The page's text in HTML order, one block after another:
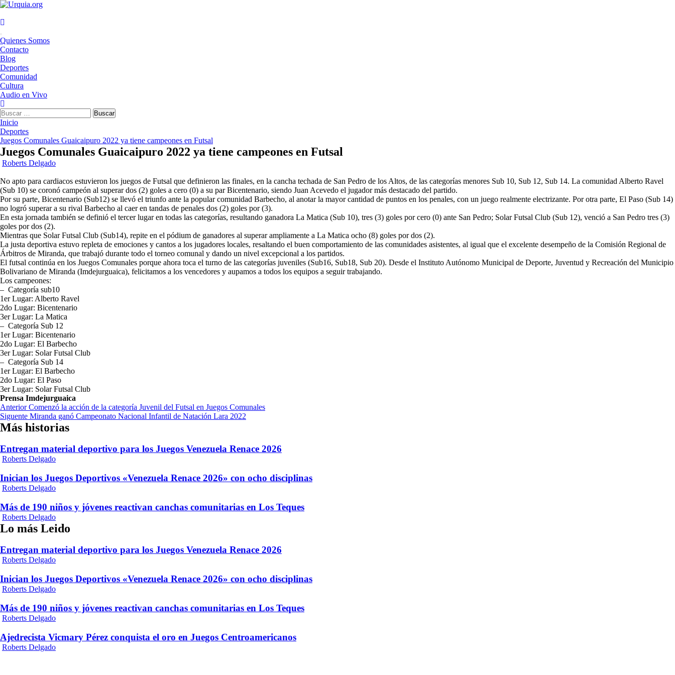
Saltar
contenido
Menú
principal
Quienes Somos
Contacto
Blog
Deportes
Comunidad
Cultura
Audio en Vivo
Buscar:
Inicio
Deportes
Juegos Comunales Guaicaipuro 2022 ya tiene campeones en Futsal
Juegos Comunales Guaicaipuro 2022 ya tiene campeones en Futsal
Roberts Delgado
No apto para cardiacos estuvieron los juegos de Futsal que definieron las finales, en la cancha techada de San Pedro de los Altos, de las categorías menores Sub 10, Sub 12, Sub 14. La comunidad Alberto Ravel
(Sub 10) se coronó campeón al superar dos (2) goles a cero (0) a su par Bicentenario, siendo Juan Acevedo el jugador más destacado del partido.
Por su parte, Bicentenario (Sub12) se llevó el triunfo ante la popular comunidad Barbecho, al anotar la mayor cantidad de puntos en los penales, con un juego realmente electrizante. Por otra parte, El Paso (Sub 14)
no logró superar a su rival Barbecho al caer en tandas de penales dos (2) goles por (3).
En esta jornada también se definió el tercer lugar en todas las categorías, resultando ganadora La Matica (Sub 10), tres (3) goles por cero (0) ante San Pedro; Solar Futsal Club (Sub 12), venció a San Pedro tres (3)
goles por dos (2).
Mientras que Solar Futsal Club (Sub14), repite en el pódium de ganadores al superar ampliamente a La Matica ocho (8) goles por dos (2).
La justa deportiva estuvo repleta de emociones y cantos a los jugadores locales, resaltando el buen comportamiento de las comunidades asistentes, al igual que el excelente desempeño de la Comisión Regional de
Árbitros de Miranda, que trabajó durante todo el torneo comunal y dando un nivel excepcional a los partidos.
El futsal continúa en los Juegos Comunales porque ahora toca el turno de las categorías juveniles (Sub16, Sub18, Sub 20). Desde el Instituto Autónomo Municipal de Deporte, Juventud y Recreación del Municipio
Bolivariano de Miranda (Imdejurguaica), felicitamos a los vencedores y aupamos a todos los equipos a seguir trabajando.
Los campeones:
– Categoría sub10
1er Lugar: Alberto Ravel
2do Lugar: Bicentenario
3er Lugar: La Matica
– Categoría Sub 12
1er Lugar: Bicentenario
2do Lugar: El Barbecho
3er Lugar: Solar Futsal Club
– Categoría Sub 14
1er Lugar: El Barbecho
2do Lugar: El Paso
3er Lugar: Solar Futsal Club
Prensa Imdejurguaica
Navegación
de
entradas
AnteriorComenzó la acción de la categoría Juvenil del Futsal en Juegos Comunales
Siguente Miranda ganó Campeonato Nacional Infantil de Natación Lara 2022
Más historias
Entregan material deportivo para los Juegos Venezuela Renace 2026
Roberts Delgado
Inician los Juegos Deportivos «Venezuela Renace 2026» con ocho disciplinas
Roberts Delgado
Más de 190 niños y jóvenes reactivan canchas comunitarias en Los Teques
Roberts Delgado
Lo más Leido
Entregan material deportivo para los Juegos Venezuela Renace 2026
Roberts Delgado
Inician los Juegos Deportivos «Venezuela Renace 2026» con ocho disciplinas
Roberts Delgado
Más de 190 niños y jóvenes reactivan canchas comunitarias en Los Teques
Roberts Delgado
Ajedrecista Vicmary Pérez conquista el oro en Juegos Centroamericanos
Roberts Delgado